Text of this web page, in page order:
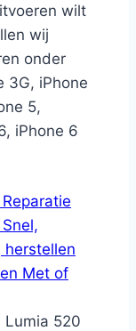
wilt
wij
onder
3G, iPhone
5,
iPhone 6
herstellen
Met of
Lumia 520